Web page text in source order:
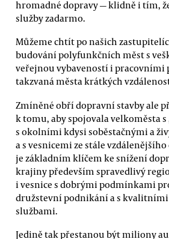
hromadné dopravy — klidně i tím,
služby zadarmo.
Můžeme chtít po našich
budování polyfunkčních měst s
veřejnou vybaveností i
takzvaná města krátkých
Zmíněné obří dopravní stavby ale
k tomu, aby spojovala velkoměsta
s okolními kdysi soběstačnými a
a s vesnicemi ze stále
je základním klíčem ke snížení
krajiny především spravedlivý
i vesnice s dobrými podmínkami
družstevní podnikání a s
službami.
Jedině tak přestanou být miliony